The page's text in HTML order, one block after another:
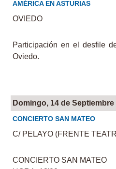
AMÉRICA EN ASTURIAS
OVIEDO
Participación en el desfile
Oviedo.
Domingo, 14 de Septiembre
CONCIERTO SAN MATEO
C/ PELAYO (FRENTE
CONCIERTO SAN MATEO